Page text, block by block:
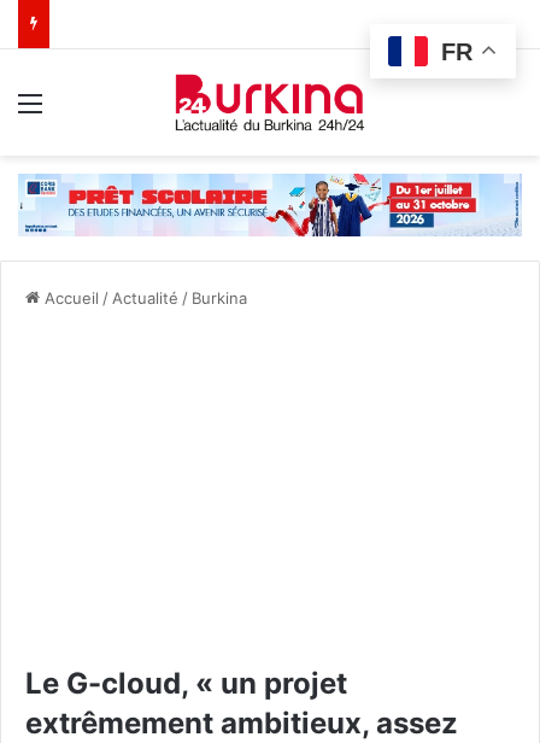
Accueil / Actualité / Burkina
Le G-cloud, « un projet
extrêmement ambitieux, assez
FR